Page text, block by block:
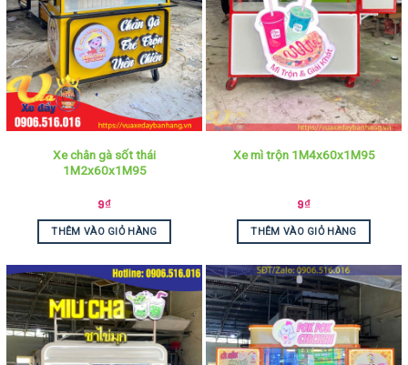
Xe chân gà sốt thái
1M2x60x1M95
9₫
THÊM VÀO GIỎ HÀNG
Xe mì trộn 1M4x60x1M95
9₫
THÊM VÀO GIỎ HÀNG